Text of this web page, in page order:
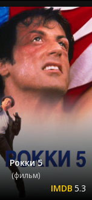
Рокки 5
(фильм)
5.3